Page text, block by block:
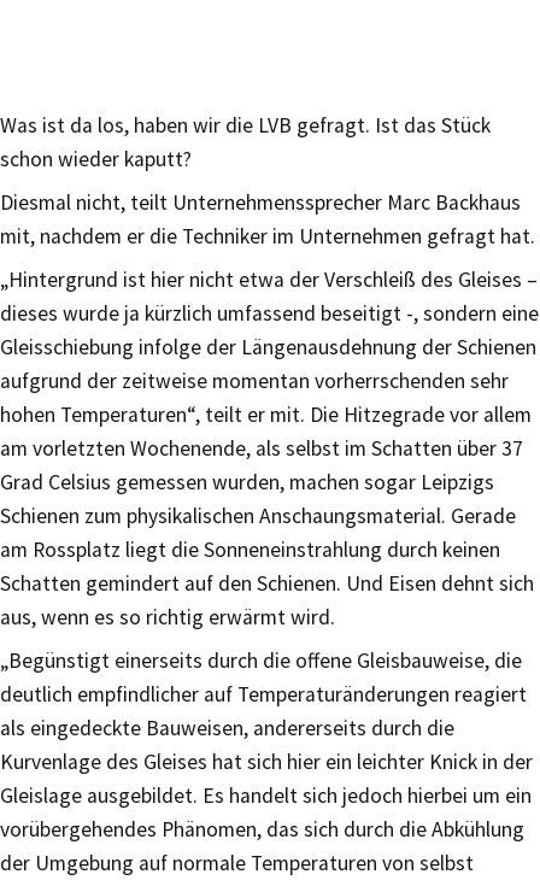
Was ist da los, haben wir die LVB gefragt. Ist das Stück
schon wieder kaputt?
Diesmal nicht, teilt Unternehmenssprecher Marc Backhaus
mit, nachdem er die Techniker im Unternehmen gefragt hat.
„Hintergrund ist hier nicht etwa der Verschleiß des Gleises –
dieses wurde ja kürzlich umfassend beseitigt -, sondern eine
Gleisschiebung infolge der Längenausdehnung der Schienen
aufgrund der zeitweise momentan vorherrschenden sehr
hohen Temperaturen“, teilt er mit. Die Hitzegrade vor allem
am vorletzten Wochenende, als selbst im Schatten über 37
Grad Celsius gemessen wurden, machen sogar Leipzigs
Schienen zum physikalischen Anschaungsmaterial. Gerade
am Rossplatz liegt die Sonneneinstrahlung durch keinen
Schatten gemindert auf den Schienen. Und Eisen dehnt sich
aus, wenn es so richtig erwärmt wird.
„Begünstigt einerseits durch die offene Gleisbauweise, die
deutlich empfindlicher auf Temperaturänderungen reagiert
als eingedeckte Bauweisen, andererseits durch die
Kurvenlage des Gleises hat sich hier ein leichter Knick in der
Gleislage ausgebildet. Es handelt sich jedoch hierbei um ein
vorübergehendes Phänomen, das sich durch die Abkühlung
der Umgebung auf normale Temperaturen von selbst